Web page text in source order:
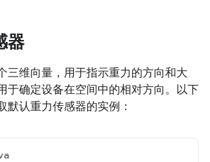
器
三维向量，用于指示重力的方向和大
于确定设备在空间中的相对方向。以下
默认重力传感器的实例：